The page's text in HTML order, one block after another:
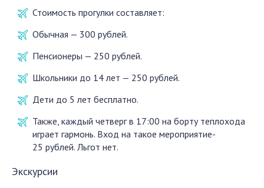
Стоимость прогулки составляет:
Обычная — 300 рублей.
Пенсионеры — 250 рублей.
Школьники до 14 лет — 250 рублей.
Дети до 5 лет бесплатно.
Также, каждый четверг в 17:00 на борту теплохода
играет гармонь. Вход на такое мероприятие-
25 рублей. Льгот нет.
Экскурсии